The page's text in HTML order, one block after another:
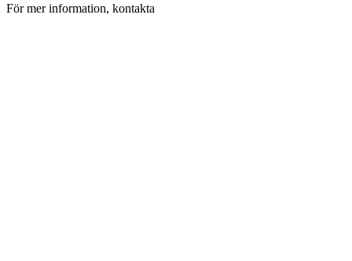
För mer information, kontakta